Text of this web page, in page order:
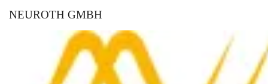
NEUROTH GMBH